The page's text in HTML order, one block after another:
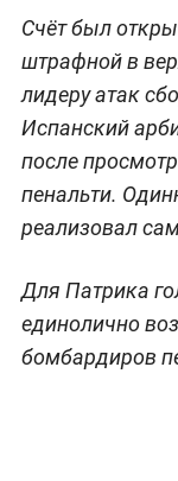
Счёт был
штрафной в
лидеру атак
Испанский
после
пенальти.
реализовал
Для Патрика
единолично
бомбардиров